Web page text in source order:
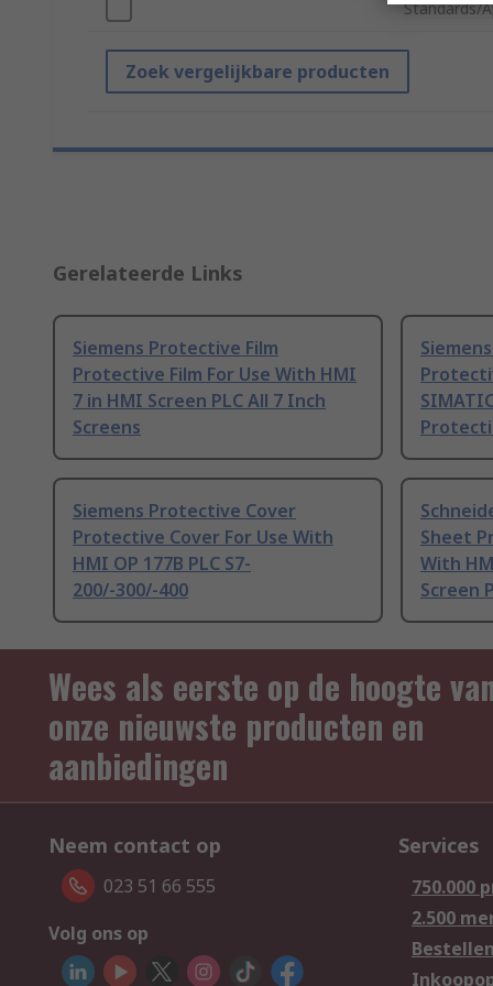
Standards/
Zoek vergelijkbare producten
Gerelateerde Links
Siemens Protective Film
Protective Film For Use With HMI
7 in HMI Screen PLC All 7 Inch
Screens
Siemens Protective Cover
Protective Cover For Use With
HMI OP 177B PLC S7-
200/-300/-400
Sheet
With
Screen
Wees als eerste op de hoogte
onze nieuwste producten en
aanbiedingen
Neem contact op
023 51 66 555
Volg ons op
Services
750.000
2.500
Bestellen